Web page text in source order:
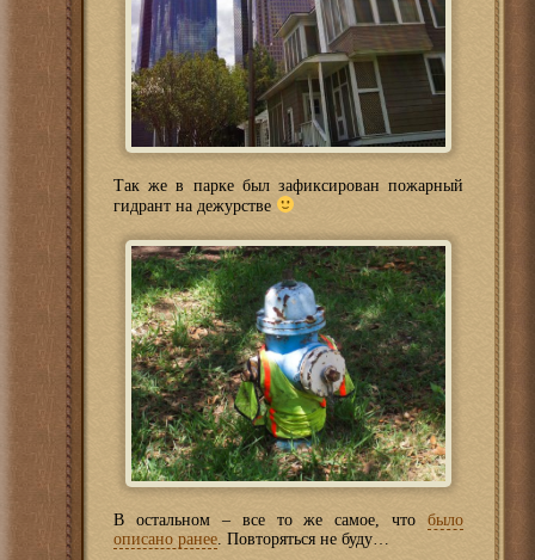
Так же в парке был зафиксирован пожарный
гидрант на дежурстве
В остальном – все то же самое, что было
описано ранее. Повторяться не буду…